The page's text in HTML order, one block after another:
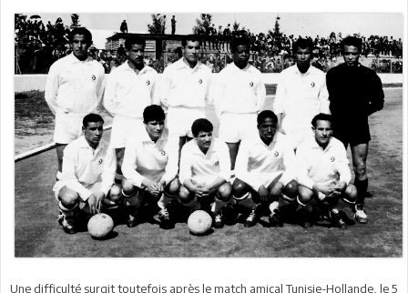
Une difficulté surgit toutefois après le match amical Tunisie-Hollande, le 5